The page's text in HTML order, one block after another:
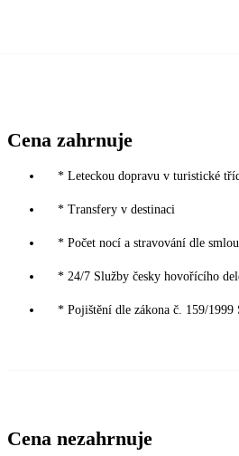
Cena zahrnuje
* Leteckou dopravu v turistické
* Transfery v destinaci
* Počet nocí a stravování dle
* 24/7 Služby česky hovořícího
* Pojištění dle zákona č. 159/1999
Cena nezahrnuje